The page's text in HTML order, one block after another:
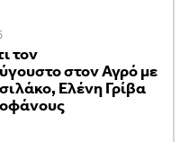
τον
στον Αγρό με
Ελένη Γρίβα